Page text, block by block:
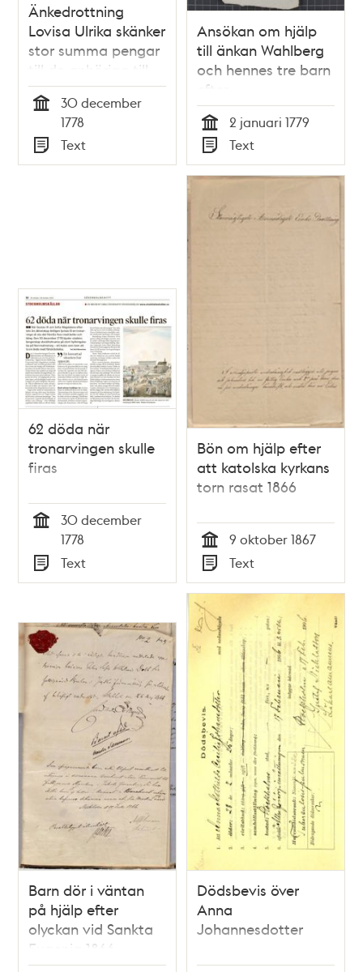
Änkedrottning
Lovisa Ulrika skänker
stor summa pengar
till de anhöriga till
offren vid
Norrmalmstorgsolyckan
den 30 december
1778
30 december
1778
Typ
Text
Ansökan om hjälp
till änkan Wahlberg
och hennes tre barn
efter
Norrmalmstorgsolyckan
1778
Tid
2 januari 1779
Typ
Text
62 döda när
tronarvingen skulle
firas
30 december
1778
Typ
Text
Bön om hjälp efter
att katolska kyrkans
torn rasat 1866
Tid
9 oktober 1867
Typ
Text
Barn dör i väntan
på hjälp efter
olyckan vid Sankta
Eugenia 1866
Dödsbevis över
Anna
Johannesdotter